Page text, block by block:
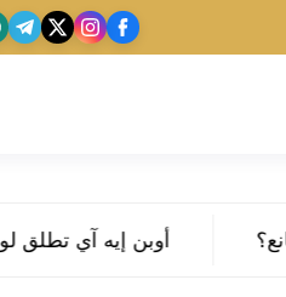
أوبن إيه آي تطلق لوحة مفاتيح بـ 230$ خاصة لـ كودكس